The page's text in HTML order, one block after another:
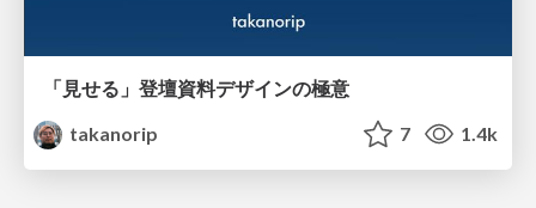
「見せる」登壇資料デザインの極意
takanorip
7 1.4k